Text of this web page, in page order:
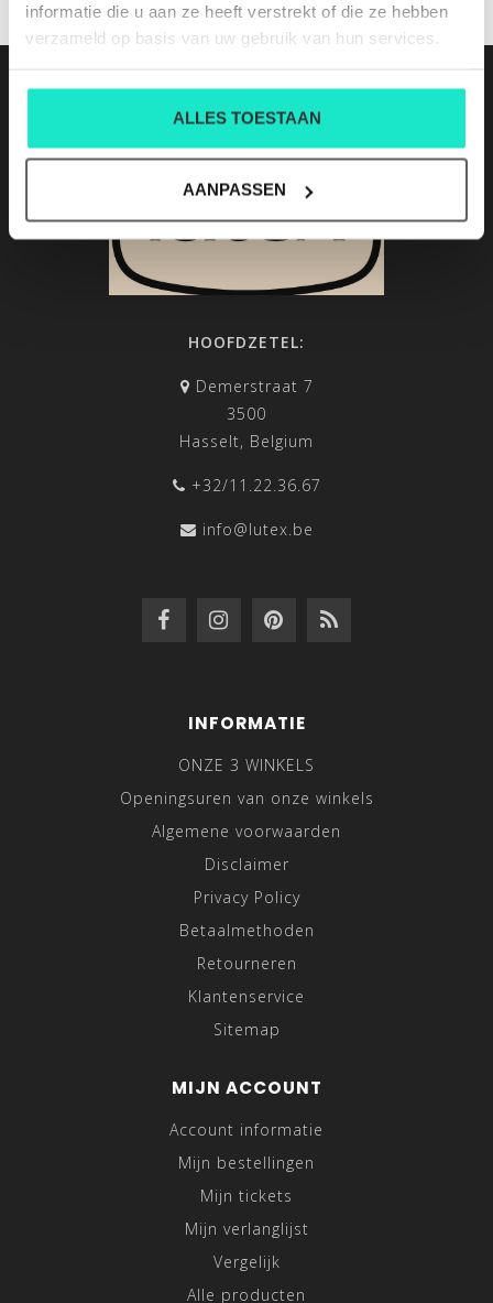
informatie die u aan ze heeft verstrekt of die ze hebben
verzameld op basis van uw gebruik van hun services.
ALLES TOESTAAN
AANPASSEN
HOOFDZETEL:
Demerstraat 7
3500
Hasselt, Belgium
+32/11.22.36.67
info@lutex.be
INFORMATIE
ONZE 3 WINKELS
Openingsuren van onze winkels
Algemene voorwaarden
Disclaimer
Privacy Policy
Betaalmethoden
Retourneren
Klantenservice
Sitemap
MIJN ACCOUNT
Account informatie
Mijn bestellingen
Mijn tickets
Mijn verlanglijst
Vergelijk
Alle producten